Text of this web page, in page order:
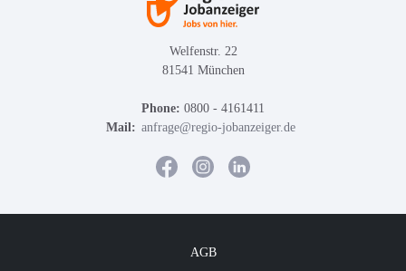
Welfenstr. 22
81541 München
Phone: 0800 - 4161411
Mail: anfrage@regio-jobanzeiger.de
AGB